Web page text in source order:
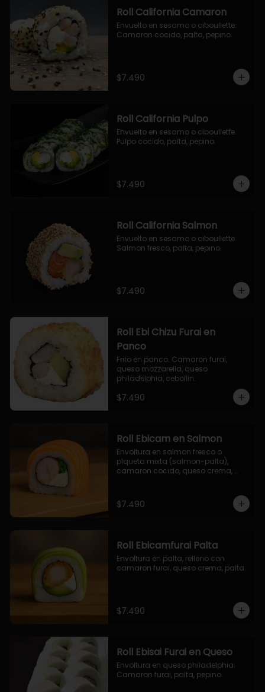
Roll California Camaron
Envuelto en sesamo o ciboullette.
Camaron cocido, palta, pepino.
$7.490
Roll California Pulpo
Envuelto en sesamo o ciboullette.
Pulpo cocido, palta, pepino.
$7.490
Roll California Salmon
Envuelto en sesamo o ciboullette.
Salmon fresco, palta, pepino.
$7.490
Roll Ebi Chizu Furai en
Panco
Frito en panco. Camaron furai,
queso mozzarella, queso
philadelphia, cebollin.
$7.490
Roll Ebicam en Salmon
Envoltura en salmon fresco o
plqueta mixta (salmon-palta),
camaron cocido, queso crema,
$7.490
Roll Ebicamfurai Palta
Envoltura en palta, relleno con
camaron furai, queso crema, palta.
$7.490
Roll Ebisai Furai en Queso
Envoltura en queso philadelphia.
Camaron furai, palta, pepino.